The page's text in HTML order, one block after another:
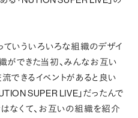
ていういろいろな組織のデザイ
できた当初、みんなお互い
できるイベントがあると良い
SUPER LIVE」だったんで
なくて、お互いの組織を紹介